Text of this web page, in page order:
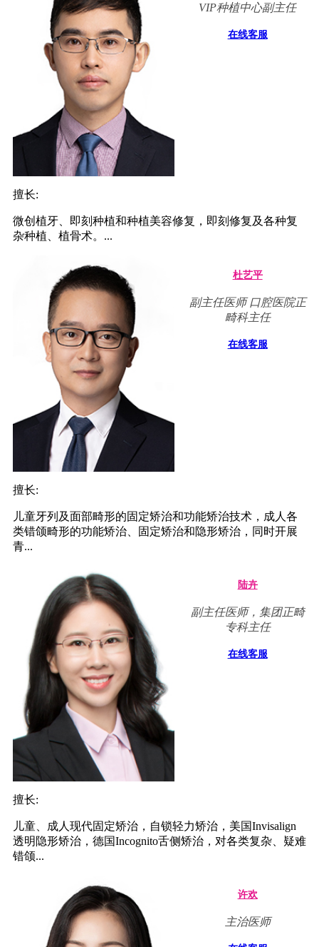
VIP种植中心副主任
在线客服
擅长:
微创植牙、即刻种植和种植美容修复，即刻修复及各种复
杂种植、植骨术。...
杜艺平
副主任医师 口腔医院正
畸科主任
在线客服
擅长:
儿童牙列及面部畸形的固定矫治和功能矫治技术，成人各
类错颌畸形的功能矫治、固定矫治和隐形矫治，同时开展
青...
陆卉
副主任医师，集团正畸
专科主任
在线客服
擅长:
儿童、成人现代固定矫治，自锁轻力矫治，美国Invisalign
透明隐形矫治，德国Incognito舌侧矫治，对各类复杂、疑难
错颌...
许欢
主治医师